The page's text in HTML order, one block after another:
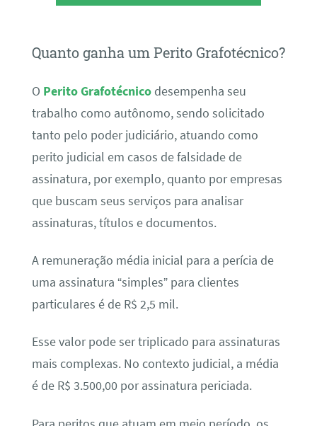
Quanto ganha um Perito Grafotécnico?
O Perito Grafotécnicodesempenha seu
trabalho como autônomo, sendo solicitado
tanto pelo poder judiciário, atuando como
perito judicial em casos de falsidade de
assinatura, por exemplo, quanto por empresas
que buscam seus serviços para analisar
assinaturas, títulos e documentos.
A remuneração média inicial para a perícia de
uma assinatura “simples” para clientes
particulares é de R$ 2,5 mil.
Esse valor pode ser triplicado para assinaturas
mais complexas. No contexto judicial, a média
é de R$ 3.500,00 por assinatura periciada.